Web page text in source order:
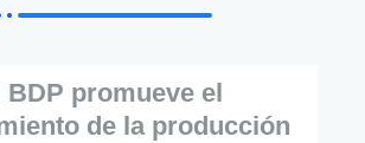
BDP promueve el
de la producción